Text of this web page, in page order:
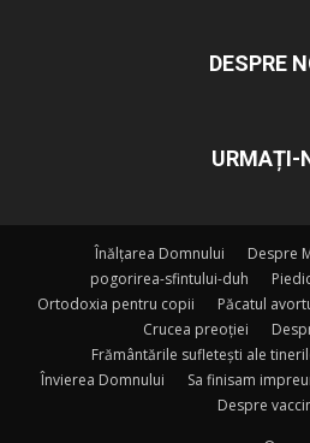
DESPRE
URMAȚI-
Înălțarea Domnului
Despre
pogorirea-sfintului-duh
Ortodoxia pentru copii
Păcatul
Crucea preoției
Frământările sufletești ale
Învierea Domnului
Sa finisam
Despre